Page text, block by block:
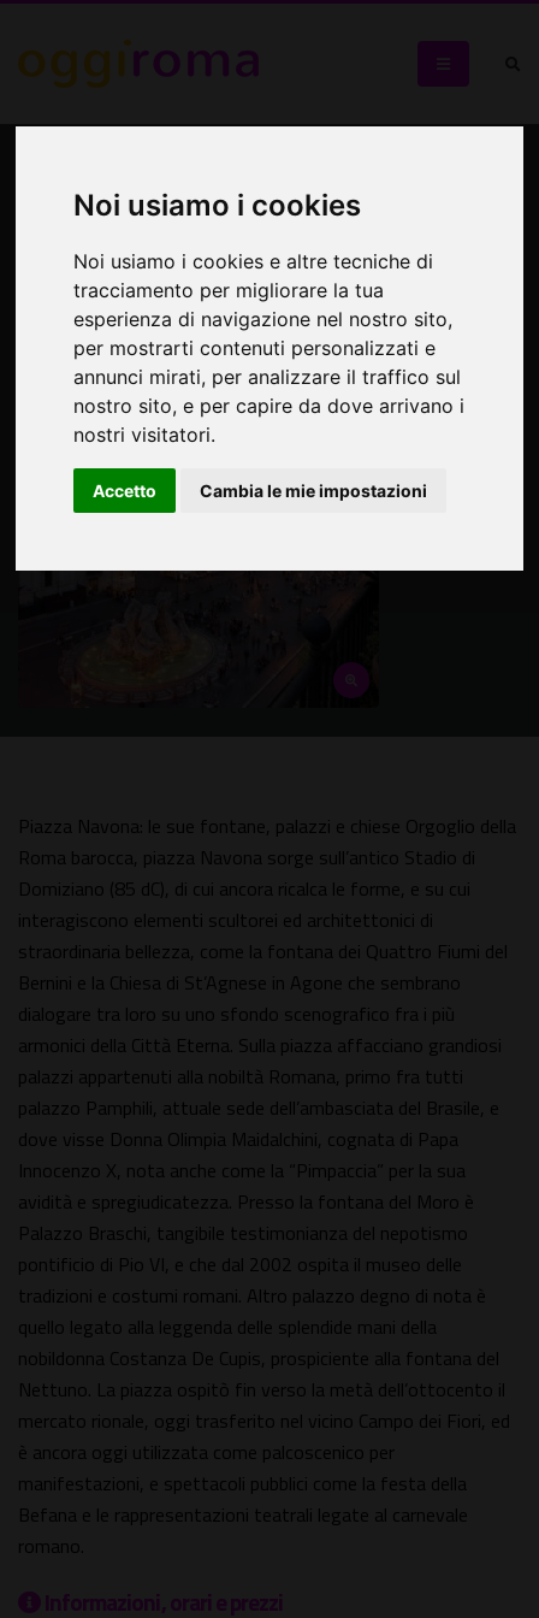
Noi usiamo i cookies
Noi usiamo i cookies e altre tecniche di
tracciamento per migliorare la tua
esperienza di navigazione nel nostro sito,
per mostrarti contenuti personalizzati e
annunci mirati, per analizzare il traffico sul
nostro sito, e per capire da dove arrivano i
nostri visitatori.
Accetto Cambia le mie impostazioni
Romano: visita guidata
Piazza Navona
Piazza Navona: le sue fontane, palazzi e chiese Orgoglio della
Roma barocca, piazza Navona sorge sull’antico Stadio di
Domiziano (85 dC), di cui ancora ricalca le forme, e su cui
interagiscono elementi scultorei ed architettonici di
straordinaria bellezza, come la fontana dei Quattro Fiumi del
Bernini e la Chiesa di St’Agnese in Agone che sembrano
dialogare tra loro su uno sfondo scenografico fra i più
armonici della Città Eterna. Sulla piazza affacciano grandiosi
palazzi appartenuti alla nobiltà Romana, primo fra tutti
palazzo Pamphili, attuale sede dell’ambasciata del Brasile, e
dove visse Donna Olimpia Maidalchini, cognata di Papa
Innocenzo X, nota anche come la “Pimpaccia” per la sua
avidità e spregiudicatezza. Presso la fontana del Moro è
Palazzo Braschi, tangibile testimonianza del nepotismo
pontificio di Pio VI, e che dal 2002 ospita il museo delle
tradizioni e costumi romani. Altro palazzo degno di nota è
quello legato alla leggenda delle splendide mani della
nobildonna Costanza De Cupis, prospiciente alla fontana del
Nettuno. La piazza ospitò fin verso la metà dell’ottocento il
mercato rionale, oggi trasferito nel vicino Campo dei Fiori, ed
è ancora oggi utilizzata come palcoscenico per
manifestazioni, e spettacoli pubblici come la festa della
Befana e le rappresentazioni teatrali legate al carnevale
romano.
Informazioni, orari e prezzi